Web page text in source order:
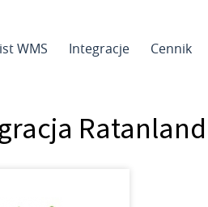
WMS Integracje Cennik